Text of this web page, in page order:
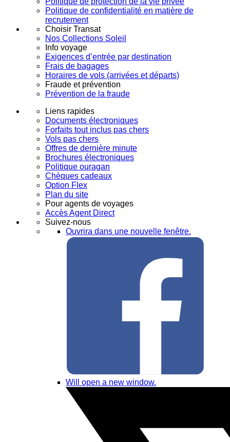
Politique de confidentialité en matière de
recrutement
Choisir Transat
Nos Collections Soleil
Info voyage
Exigences d’entrée par destination
Frais de bagages
Horaires de vols (arrivées et départs)
Fraude et prévention
Prévention de la fraude
Liens rapides
Documents électroniques
Forfaits tout inclus pas chers
Vols pas chers
Offres de dernière minute
Brochures électroniques
Politique ouragan
Chèques cadeaux
Option Flex
Plan du site
Pour agents de voyages
Accès Agent Direct
Suivez-nous
Ouvrira dans une nouvelle fenêtre.
Will open a new window.